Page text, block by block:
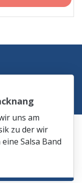
uns am
zu der wir
Salsa Band